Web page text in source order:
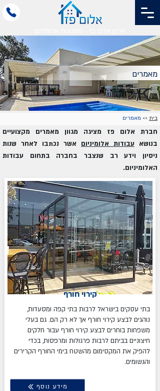
מאמרים
בית >> מאמרים
חברת אלום פז מציגה מגוון מאמרים מקצועיים
בנושא עבודות אלומיניום אשר נכתבו לאחר שנות
ניסיון וידע רב שנצבר בחברה בתחום עבודות
האלומיניום.
קירוי חורף
בתי עסקים בישראל לרבות בתי קפה ומסעדות,
נוהגים לבצע קירוי חורף אך לא רק הם. גם בעלי
משפחות בוחרים לבצע קירוי חורף עבור חלקים
חיצוניים בביתם לרבות פרגולות ומרפסות, בכדי
להפיק את המקסימום מהשטח בימי החורף הקרירים
והגשומים.
מידע נוסף